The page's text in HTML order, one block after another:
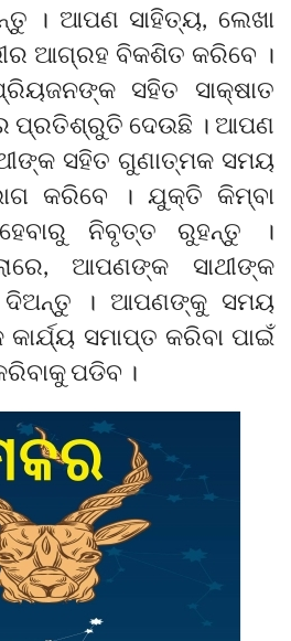
। ଆପଣ ସାହିତ୍ୟ, ଲେଖା
ଆଗ୍ରହ ବିକଶିତ କରିବେ ।
ସହିତ ସାକ୍ଷାତ
ପ୍ରତିଶ୍ରୁତି ଦେଉଛି । ଆପଣ
ସହିତ ଗୁଣାତ୍ମକ ସମୟ
କରିବେ । ଯୁକ୍ତି କିମ୍ବା
ନିବୃତ୍ତ ରୁହନ୍ତୁ ।
ଆପଣଙ୍କ ସାଥୀଙ୍କ
ଦିଅନ୍ତୁ । ଆପଣଙ୍କୁ ସମୟ
ସମାପ୍ତ କରିବା ପାଇଁ
ପଡିବ ।